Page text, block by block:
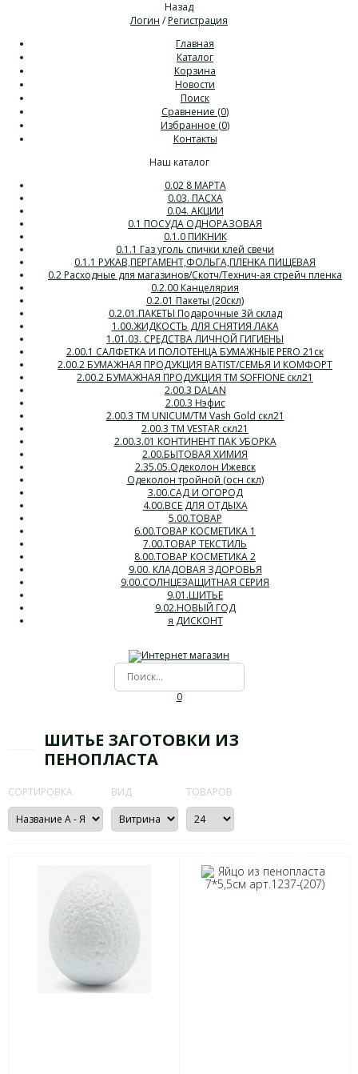
Назад
Логин /Регистрация
Главная
Каталог
Корзина
Новости
Поиск
Сравнение (0)
Избранное (0)
Контакты
Наш каталог
0.02 8 МАРТА
0.03. ПАСХА
0.04. АКЦИИ
0.1 ПОСУДА ОДНОРАЗОВАЯ
0.1.0 ПИКНИК
0.1.1 Газ уголь спички клей свечи
0.1.1 РУКАВ,ПЕРГАМЕНТ,ФОЛЬГА,ПЛЕНКА ПИЩЕВАЯ
0.2 Расходные для магазинов/Скотч/Технич-ая стрейч пленка
0.2.00 Канцелярия
0.2.01 Пакеты (20скл)
0.2.01.ПАКЕТЫ Подарочные 3й склад
1.00.ЖИДКОСТЬ ДЛЯ СНЯТИЯ ЛАКА
1.01.03. СРЕДСТВА ЛИЧНОЙ ГИГИЕНЫ
2.00.1 САЛФЕТКА И ПОЛОТЕНЦА БУМАЖНЫЕ PERO 21ск
2.00.2 БУМАЖНАЯ ПРОДУКЦИЯ BATIST/СЕМЬЯ И КОМФОРТ
2.00.2 БУМАЖНАЯ ПРОДУКЦИЯ ТМ SOFFIONE скл21
2.00.3 DALAN
2.00.3 Нэфис
2.00.3 ТМ UNICUM/ТМ Vash Gold скл21
2.00.3 ТМ VESTAR скл21
2.00.3.01 КОНТИНЕНТ ПАК УБОРКА
2.00.БЫТОВАЯ ХИМИЯ
2.35.05.Одеколон Ижевск
Одеколон тройной (осн скл)
3.00.САД И ОГОРОД
4.00.ВСЕ ДЛЯ ОТДЫХА
5.00.ТОВАР
6.00.ТОВАР КОСМЕТИКА 1
7.00.ТОВАР ТЕКСТИЛЬ
8.00.ТОВАР КОСМЕТИКА 2
9.00. КЛАДОВАЯ ЗДОРОВЬЯ
9.00.СОЛНЦЕЗАЩИТНАЯ СЕРИЯ
9.01.ШИТЬЕ
9.02.НОВЫЙ ГОД
я ДИСКОНТ
0
ШИТЬЕ ЗАГОТОВКИ ИЗ
ПЕНОПЛАСТА
СОРТИРОВКА ВИД ТОВАРОВ